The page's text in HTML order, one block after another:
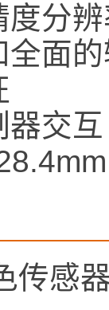
度分
全面
器交互
色传